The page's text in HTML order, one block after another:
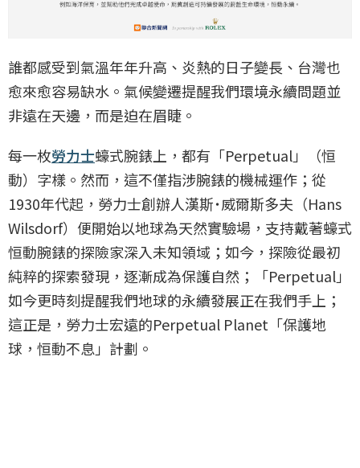
誰都感受到氣溫年年升高、炎熱的日子變長、台灣也
愈來愈容易缺水。氣候變遷提醒我們環境永續問題並
非遠在天邊，而是迫在眉睫。
每一枚勞力士蠔式腕錶上，都有「Perpetual」（恒
動）字樣。然而，這不僅指涉腕錶的機械運作；從
1930年代起，勞力士創辦人漢斯˙威爾斯多夫（Hans
Wilsdorf）便開始以地球為天然實驗場，支持戴著蠔式
恒動腕錶的探險家深入未知領域；如今，探險從最初
純粹的探索發現，逐漸成為保護自然；「Perpetual」
如今更時刻提醒我們地球的永續發展正在我們手上；
這正是，勞力士宏遠的Perpetual Planet「保護地
球，恒動不息」計劃。